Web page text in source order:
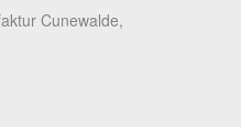
Cunewalde,